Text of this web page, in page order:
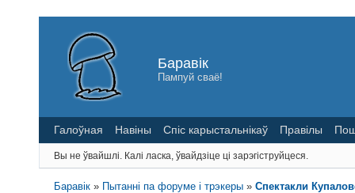
Баравік
Пампуй сваё!
Галоўная Навіны Спіс карыстальнікаў Правілы
Вы не ўвайшлі. Калі ласка, ўвайдзіце ці зарэгіструйцеся.
Баравік » Пытанні па форуме і трэкеры »Спектакли